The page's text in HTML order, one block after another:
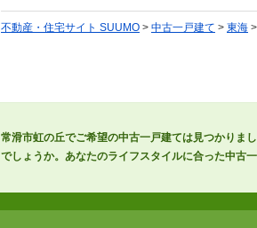
不動産・住宅サイト SUUMO > 中古一戸建て > 東海 >
常滑市虹の丘でご希望の中古一戸建ては見つかりま
でしょうか。あなたのライフスタイルに合った中古